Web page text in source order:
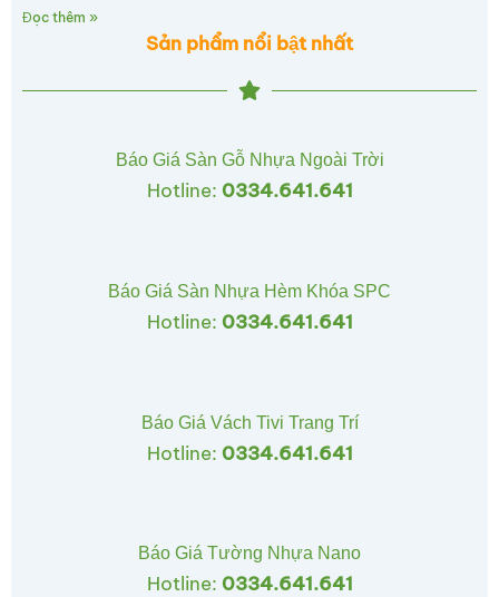
Đọc thêm »
Sản phẩm nổi bật nhất
Báo Giá Sàn Gỗ Nhựa Ngoài Trời
Hotline: 0334.641.641
Báo Giá Sàn Nhựa Hèm Khóa SPC
Hotline: 0334.641.641
Báo Giá Vách Tivi Trang Trí
Hotline: 0334.641.641
Báo Giá Tường Nhựa Nano
Hotline: 0334.641.641